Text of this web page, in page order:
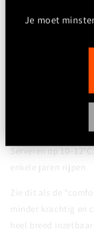
Afdronk:
Ideaal bij
Serveren op
enkele jaren rijpen
Zie dit als de
minder krachtig en
heel breed inzetbaar
Je moet